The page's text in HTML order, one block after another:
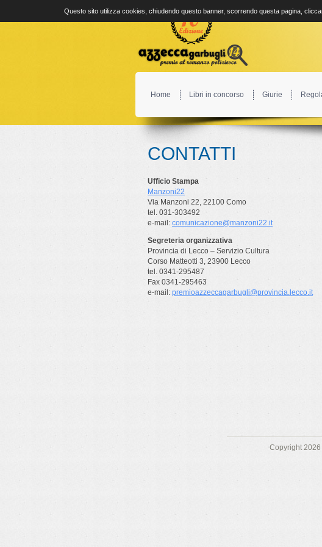
Home Libri in concorso Giurie
CONTATTI
Ufficio Stampa
Manzoni22
Via Manzoni 22, 22100 Como
tel. 031-303492
e-mail: comunicazione@manzoni22.it
Segreteria organizzativa
Provincia di Lecco – Servizio Cultura
Corso Matteotti 3, 23900 Lecco
tel. 0341-295487
Fax 0341-295463
e-mail: premioazzeccagarbugli@provincia.lecco.it
Copyright 2026
Questo sito utilizza cookies, chiudendo questo banner, scorrendo questa pagina,